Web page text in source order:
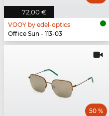
72,00 €
VOOY by edel-optics
Office Sun - 113-03
50 %